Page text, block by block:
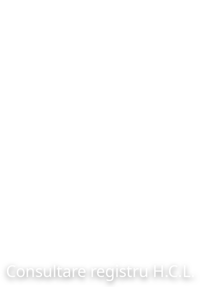
Consultare registru H.C.L.